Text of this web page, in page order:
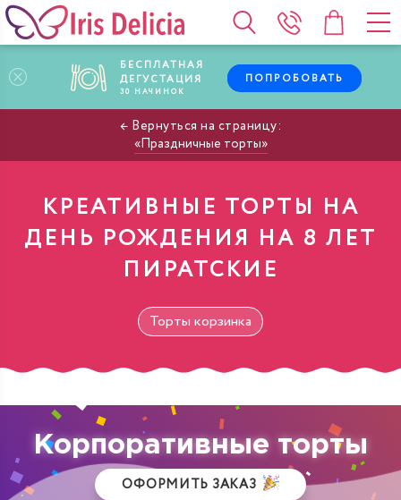
БЕСПЛАТНАЯ
ДЕГУСТАЦИЯ
30 НАЧИНОК
ПОПРОБОВАТЬ
Праздничные торты
КРЕАТИВНЫЕ ТОРТЫ НА
ДЕНЬ РОЖДЕНИЯ НА 8 ЛЕТ
ПИРАТСКИЕ
Торты корзинка
Корпоративные торты
ОФОРМИТЬ ЗАКАЗ